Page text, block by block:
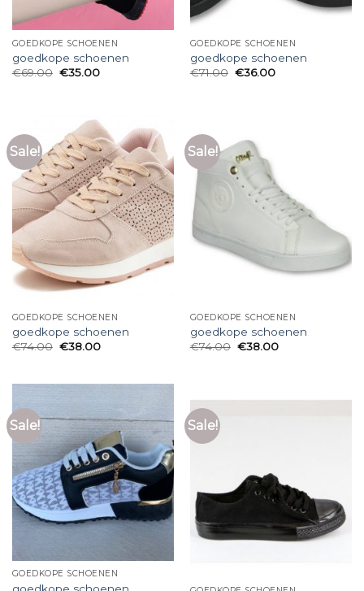
GOEDKOPE SCHOENEN
goedkope schoenen
€69.00 €35.00
GOEDKOPE SCHOENEN
goedkope schoenen
€71.00 €36.00
Sale!
GOEDKOPE SCHOENEN
goedkope schoenen
€74.00 €38.00
Sale!
GOEDKOPE SCHOENEN
goedkope schoenen
€74.00 €38.00
Sale!
GOEDKOPE SCHOENEN
goedkope schoenen
Sale!